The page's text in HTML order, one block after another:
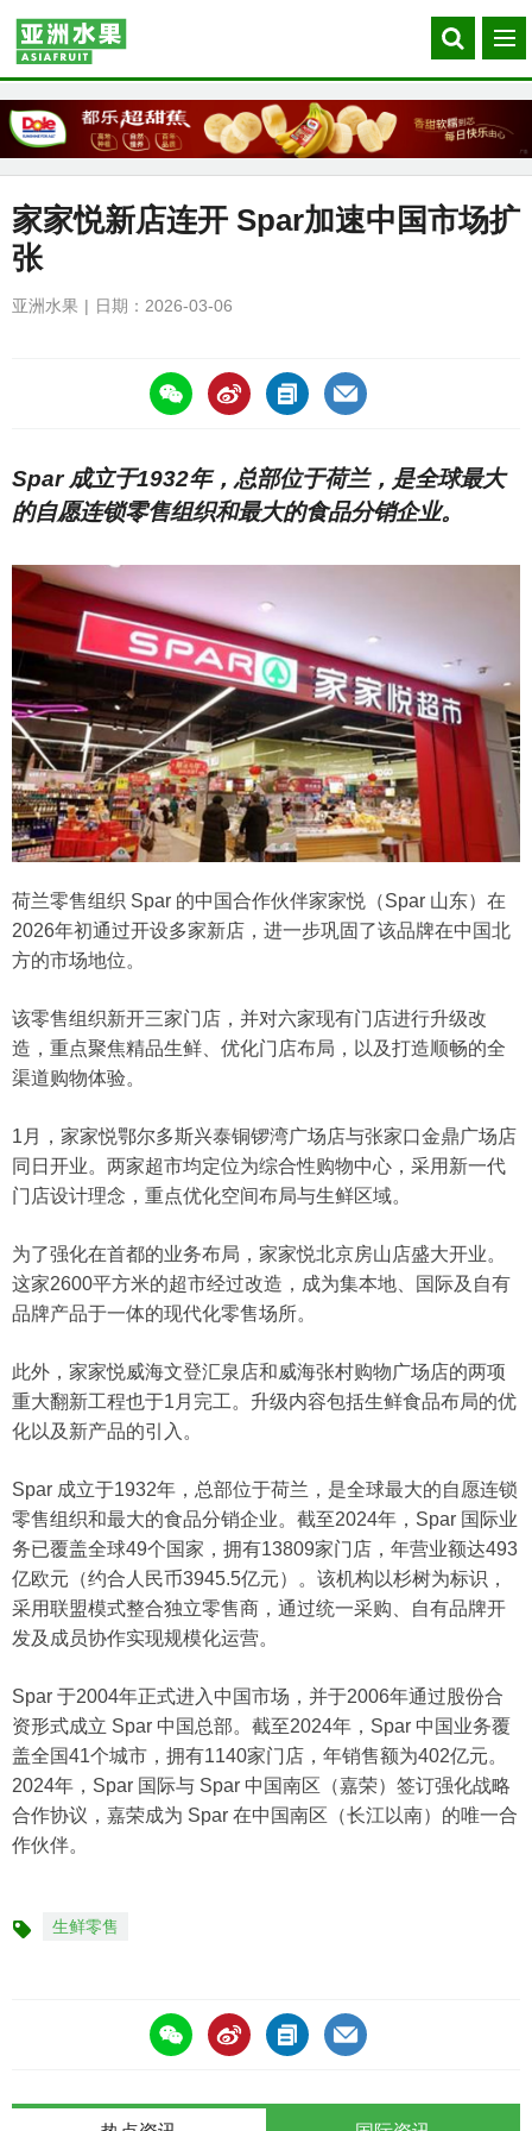
Search
our
菜
单
家家悦新店连开 Spar加速中国市场扩
张
亚洲水果 日期：2026-03-06
https://asiafruitchina.net/31590.html
Spar 成立于1932年，总部位于荷兰，是全球最大
的自愿连锁零售组织和最大的食品分销企业。
荷兰零售组织 Spar 的中国合作伙伴家家悦（Spar 山东）在
2026年初通过开设多家新店，进一步巩固了该品牌在中国北
方的市场地位。
该零售组织新开三家门店，并对六家现有门店进行升级改
造，重点聚焦精品生鲜、优化门店布局，以及打造顺畅的全
渠道购物体验。
1月，家家悦鄂尔多斯兴泰铜锣湾广场店与张家口金鼎广场店
同日开业。两家超市均定位为综合性购物中心，采用新一代
门店设计理念，重点优化空间布局与生鲜区域。
为了强化在首都的业务布局，家家悦北京房山店盛大开业。
这家2600平方米的超市经过改造，成为集本地、国际及自有
品牌产品于一体的现代化零售场所。
此外，家家悦威海文登汇泉店和威海张村购物广场店的两项
重大翻新工程也于1月完工。升级内容包括生鲜食品布局的优
化以及新产品的引入。
Spar 成立于1932年，总部位于荷兰，是全球最大的自愿连锁
零售组织和最大的食品分销企业。截至2024年，Spar 国际业
务已覆盖全球49个国家，拥有13809家门店，年营业额达493
亿欧元（约合人民币3945.5亿元）。该机构以杉树为标识，
采用联盟模式整合独立零售商，通过统一采购、自有品牌开
发及成员协作实现规模化运营。
Spar 于2004年正式进入中国市场，并于2006年通过股份合
资形式成立 Spar 中国总部。截至2024年，Spar 中国业务覆
盖全国41个城市，拥有1140家门店，年销售额为402亿元。
2024年，Spar 国际与 Spar 中国南区（嘉荣）签订强化战略
合作协议，嘉荣成为 Spar 在中国南区（长江以南）的唯一合
作伙伴。
标 生鲜零售